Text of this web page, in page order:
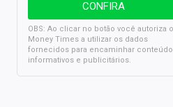
OBS: Ao clicar no botão você autoriza o
Money Times a utilizar os dados
fornecidos para encaminhar
informativos e publicitários.